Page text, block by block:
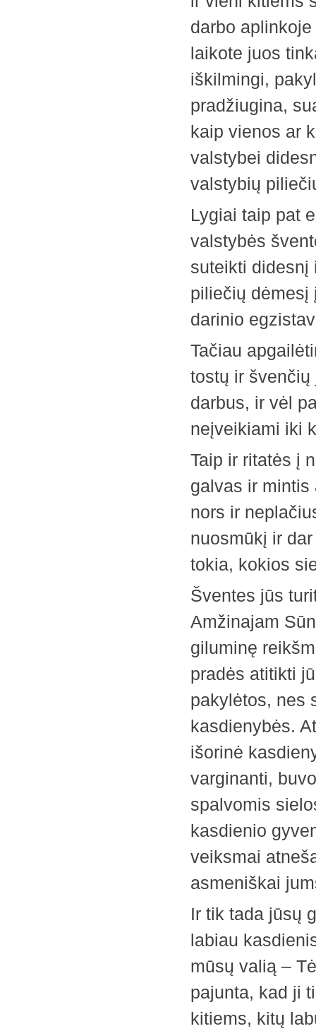
darbo
laikote juos
iškilmingi,
pradžiugina,
kaip vienos ar
valstybei
valstybių
Lygiai taip pat
valstybės
suteikti didesnį
piliečių dėmesį
darinio
Tačiau
tostų ir
darbus, ir vėl
neįveikiami iki
Taip ir ritatės į
galvas ir
nors ir
nuosmūkį ir
tokia, kokios
Šventes jūs
Amžinajam
giluminę
pradės atitikti
pakylėtos, nes
kasdienybės.
išorinė
varginanti,
spalvomis
kasdienio
veiksmai
asmeniškai
Ir tik tada jūsų
labiau
mūsų valią –
pajunta, kad ji
kitiems, kitų